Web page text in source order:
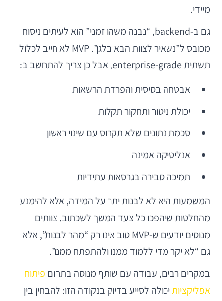
מיידי.
גם ב-backend, “נבנה משהו זמני” הוא לעיתים ניסוח
מכובס ל”נשאיר לצוות הבא בלגן”. MVP לא חייב לכלול
תשתית enterprise-grade, אבל כן צריך להתחשב ב:
אבטחה בסיסית והפרדת הרשאות
יכולת ניטור ותחקור תקלות
סכמת נתונים שלא תקרוס עם שינוי ראשון
אנליטיקה אמינה
תמיכה סבירה בגרסאות עתידיות
המשמעות היא לא לבנות יתר על המידה, אלא להימנע
מהחלטות שיהפכו כל צעד המשך לשכתוב. צוותים
מנוסים יודעים ש-MVP טוב אינו רק “מהר לבנות”, אלא
גם “לא יקר מדי ללמוד ממנו ולהתפתח ממנו”.
במקרים רבים, עבודה עם שותף מנוסה בתחום פיתוח
אפליקציותיכולה לסייע בדיוק בנקודה הזו: להבחין בין